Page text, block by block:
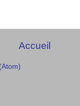
Accueil